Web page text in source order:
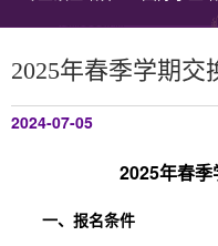
2025年春季学期交
2024-07-05
2025年春季
一、报名条件